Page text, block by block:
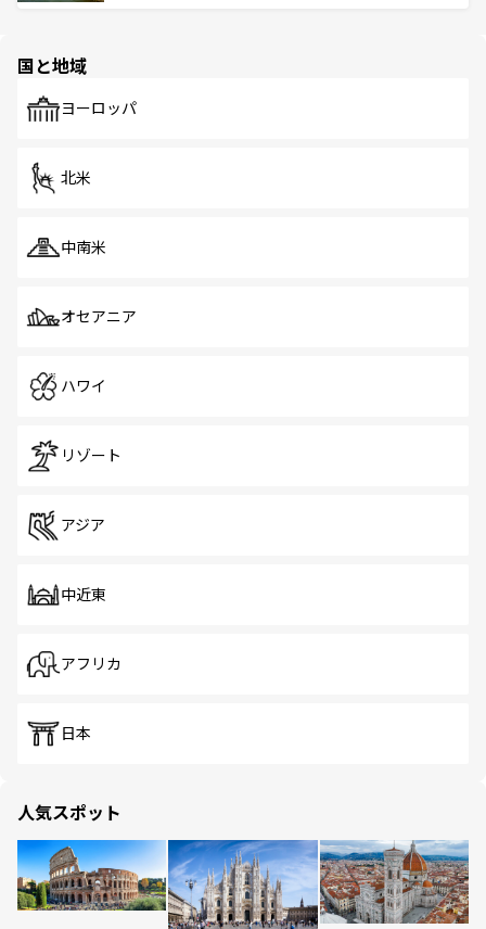
で、ホーカーズは地元の風情を楽しめる外せないスポット
国と地域
ヨーロッパ
北米
中南米
オセアニア
ハワイ
リゾート
アジア
中近東
アフリカ
日本
人気スポット